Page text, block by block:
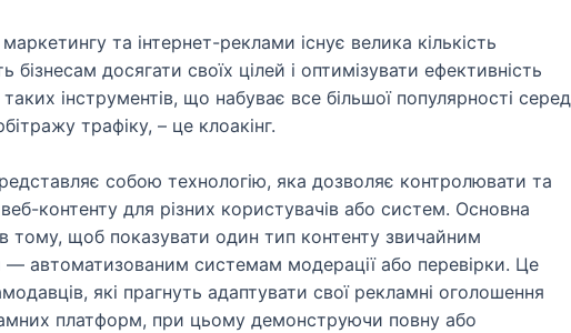
та інтернет-реклами існує велика кількість
бізнесам досягати своїх цілей і оптимізувати ефективність
інструментів, що набуває все більшої популярності серед
трафіку, – це клоакінг.
собою технологію, яка дозволяє контролювати та
контенту для різних користувачів або систем. Основна
в тому, щоб показувати один тип контенту звичайним
— автоматизованим системам модерації або перевірки. Це
які прагнуть адаптувати свої рекламні оголошення
платформ, при цьому демонструючи повну або